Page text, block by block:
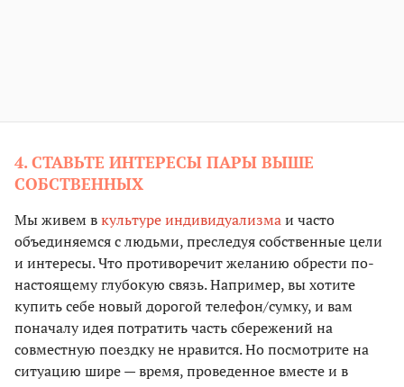
4. СТАВЬТЕ ИНТЕРЕСЫ ПАРЫ ВЫШЕ
СОБСТВЕННЫХ
Мы живем вкультуре индивидуализмаи часто
объединяемся с людьми, преследуя собственные цели
и интересы. Что противоречит желанию обрести по-
настоящему глубокую связь. Например, вы хотите
купить себе новый дорогой телефон/сумку, и вам
поначалу идея потратить часть сбережений на
совместную поездку не нравится. Но посмотрите на
ситуацию шире — время, проведенное вместе и в